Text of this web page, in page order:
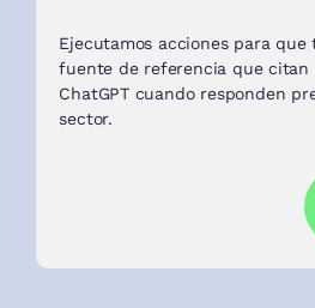
ChatGPT cuando responden
sector.